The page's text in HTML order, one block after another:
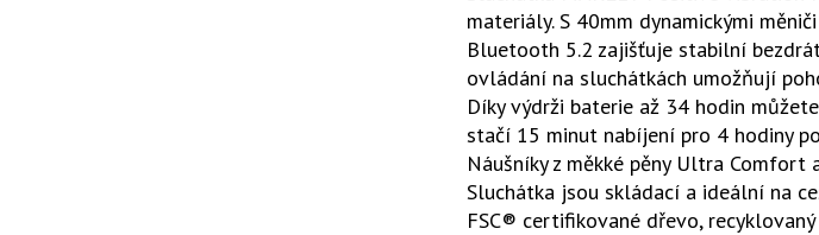
materiály. S 40mm dynamickými
Bluetooth 5.2 zajišťuje stabilní
ovládání na sluchátkách umožňují
Díky výdrži baterie až 34 hodin
stačí 15 minut nabíjení pro 4 hodiny
Náušníky z měkké pěny Ultra
Sluchátka jsou skládací a ideální na
FSC® certifikované dřevo,